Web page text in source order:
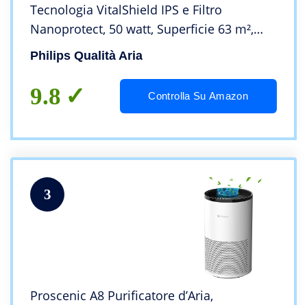
Tecnologia VitalShield IPS e Filtro
Nanoprotect, 50 watt, Superficie 63 m²,
Bianco, antiallergico
Philips Qualità Aria
9.8 Controlla Su Amazon
3
Proscenic A8 Purificatore d’Aria,